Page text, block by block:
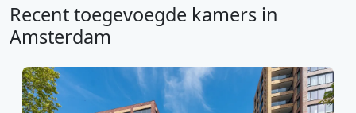
Recent toegevoegde kamers in
Amsterdam